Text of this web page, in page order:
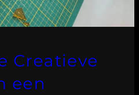
Creatieve
een